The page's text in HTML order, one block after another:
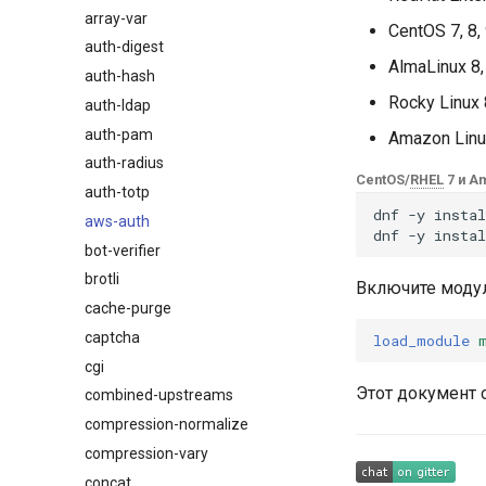
$browser_name
$browser_version
$device_brand
$device_json
$device_model
$device_type
$is_ai_crawler
$is_bot
$is_console
$is_desktop
$is_mobile
$is_tablet
$is_wearable
$os_family
$os_name
$os_version
array-var
auth-digest
auth-hash
auth-ldap
auth-pam
auth-radius
auth-totp
aws-auth
bot-verifier
brotli
cache-purge
captcha
cgi
combined-upstreams
compression-normalize
compression-vary
concat
CentOS 7, 8,
AlmaLinux
Rocky Linux
Amazon
CentOS/RHEL 7 и
dnf -y
dnf -y
Включите
load_module
Этот документ